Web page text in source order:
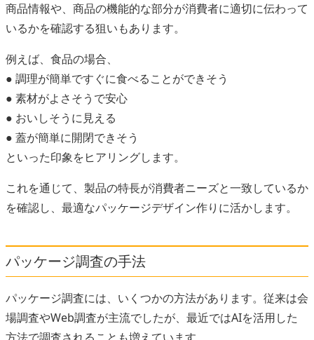
商品情報や、商品の機能的な部分が消費者に適切に伝わって
いるかを確認する狙いもあります。
例えば、食品の場合、
● 調理が簡単ですぐに食べることができそう
● 素材がよさそうで安心
● おいしそうに見える
● 蓋が簡単に開閉できそう
といった印象をヒアリングします。
これを通じて、製品の特長が消費者ニーズと一致しているか
を確認し、最適なパッケージデザイン作りに活かします。
パッケージ調査の手法
パッケージ調査には、いくつかの方法があります。従来は会
場調査やWeb調査が主流でしたが、最近ではAIを活用した